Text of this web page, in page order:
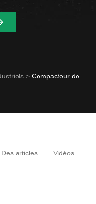
>Compacteur de
Des articles Vidéos